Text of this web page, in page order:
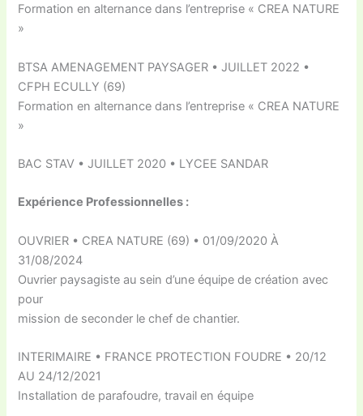
Formation en alternance dans l’entreprise « CREA NATURE
»
BTSA AMENAGEMENT PAYSAGER • JUILLET 2022 •
CFPH ECULLY (69)
Formation en alternance dans l’entreprise « CREA NATURE
»
BAC STAV • JUILLET 2020 • LYCEE SANDAR
Expérience Professionnelles :
OUVRIER • CREA NATURE (69) • 01/09/2020 À
31/08/2024
Ouvrier paysagiste au sein d’une équipe de création avec
pour
mission de seconder le chef de chantier.
INTERIMAIRE • FRANCE PROTECTION FOUDRE • 20/12
AU 24/12/2021
Installation de parafoudre, travail en équipe